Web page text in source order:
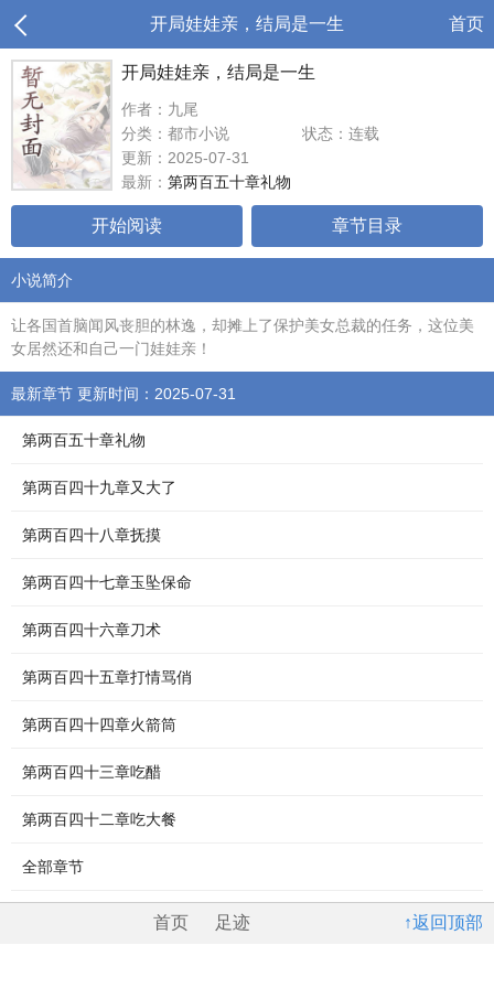
开局娃娃亲，结局是一生 首页
开局娃娃亲，结局是一生
作者：九尾
分类：都市小说
状态：连载
更新：2025-07-31
最新： 第两百五十章礼物
开始阅读 章节目录
小说简介
让各国首脑闻风丧胆的林逸，却摊上了保护美女总裁的任务，这位美
女居然还和自己一门娃娃亲！
最新章节 更新时间：2025-07-31
第两百五十章礼物
第两百四十九章又大了
第两百四十八章抚摸
第两百四十七章玉坠保命
第两百四十六章刀术
第两百四十五章打情骂俏
第两百四十四章火箭筒
第两百四十三章吃醋
第两百四十二章吃大餐
全部章节
↑返回顶部
首页 足迹